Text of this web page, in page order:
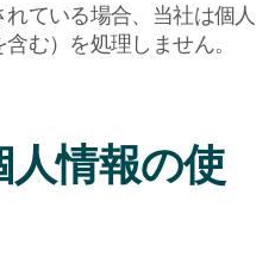
ている場合、当社は個人
む）を処理しません。
人情報の使